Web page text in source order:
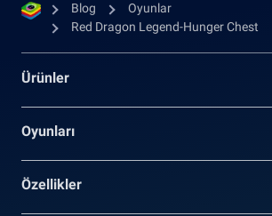
Blog
Oyunlar
Red Dragon Legend-Hunger Chest
Ürünler
Oyunları
Özellikler